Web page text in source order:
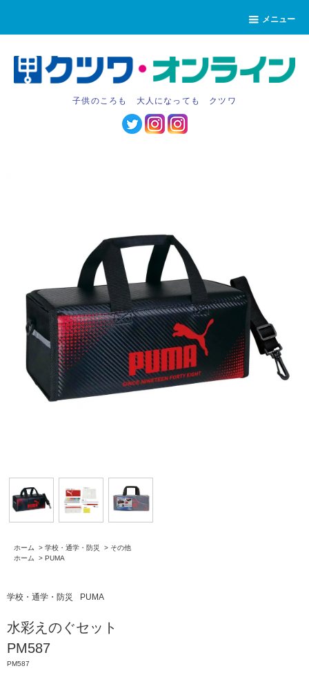
メニュー
子供のころも 大人になっても クツワ
ホーム > 学校・通学・防災 > その他
ホーム
> PUMA
学校・通学・防災 PUMA
水彩えのぐセット
PM587
PM587